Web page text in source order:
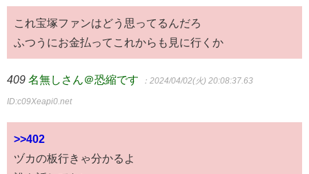
これ宝塚ファンはどう思ってるんだろ
ふつうにお金払ってこれからも見に行くか
409 名無しさん＠恐縮です ：2024/04/02(火) 20:08:37.63
ID:c09Xeapi0.net
>>402
ヅカの板行きゃ分かるよ